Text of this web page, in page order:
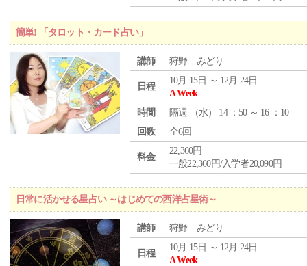
簡単! 「タロット・カード占い」
講師 狩野 みどり
日程
10月 15日 ～ 12月 24日
A Week
時間
隔週 （水） 14 ：50 ～ 16 ：10
回数
全6回
料金
22,360円
一般22,360円/入学者20,090円
日常に活かせる星占い ～はじめての西洋占星術～
講師 狩野 みどり
日程
10月 15日 ～ 12月 24日
A Week